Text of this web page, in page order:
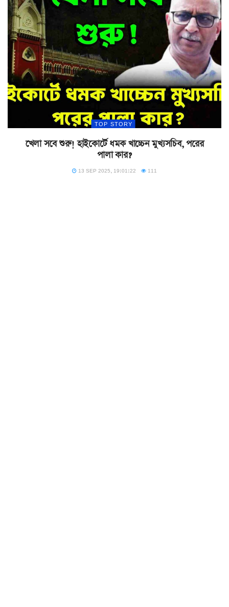
TOP STORY
খেলা সবে শুরু! হাইকোর্টে ধমক খাচ্চেন মুখ্যসচিব, পরের
পালা কার?
13 SEP 2025, 19:01:22 111